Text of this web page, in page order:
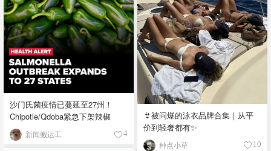
沙门氏菌疫情已蔓延至27州！
Chipotle/Qdoba紧急下架辣椒
新闻搬运工 4
👙被问爆的泳衣品牌合集｜从平
价到轻奢都有✨
种点小草 10